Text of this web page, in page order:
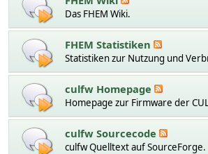
Das FHEM Wiki.
FHEM Statistiken
Statistiken zur Nutzung und
culfw Homepage
Homepage zur Firmware der
culfw Sourcecode
culfw Quelltext auf SourceForge.